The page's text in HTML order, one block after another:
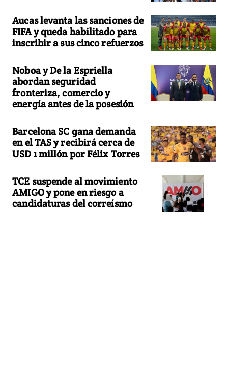
Aucas levanta las sanciones de
FIFA y queda habilitado para
inscribir a sus cinco refuerzos
Noboa y De la Espriella
abordan seguridad
fronteriza, comercio y
energía antes de la posesión
Barcelona SC gana demanda
en el TAS y recibirá cerca de
USD 1 millón por Félix Torres
TCE suspende al movimiento
AMIGO y pone en riesgo a
candidaturas del correísmo